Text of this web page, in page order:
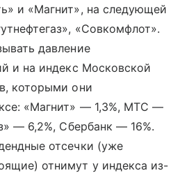
и «Магнит», на следующей
«Совкомфлот».
давление
и на индекс Московской
которыми они
«Магнит» — 1,3%, МТС —
— 6,2%, Сбербанк — 16%.
отсечки (уже
отнимут у индекса из-